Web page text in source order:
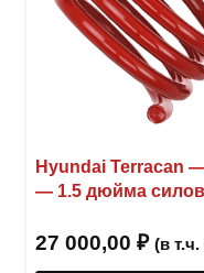
Hyundai Terracan
— 1.5 дюйма
27 000,00 ₽ (в